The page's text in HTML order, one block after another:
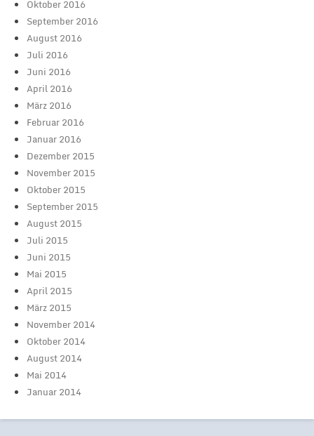
Oktober 2016
September 2016
August 2016
Juli 2016
Juni 2016
April 2016
März 2016
Februar 2016
Januar 2016
Dezember 2015
November 2015
Oktober 2015
September 2015
August 2015
Juli 2015
Juni 2015
Mai 2015
April 2015
März 2015
November 2014
Oktober 2014
August 2014
Mai 2014
Januar 2014